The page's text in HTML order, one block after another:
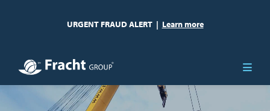
URGENT FRAUD ALERT | Learn more